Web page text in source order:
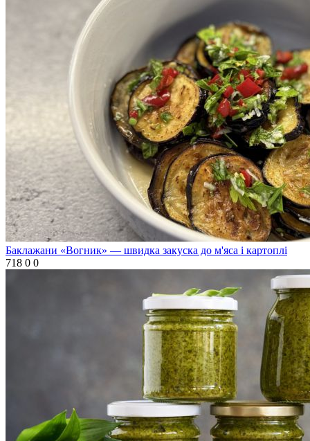
Баклажани «Вогник» — швидка закуска до м'яса і картоплі
718 0 0